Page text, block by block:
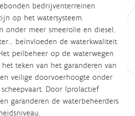
bedrijventerreinen
op het watersysteem.
onder meer smeerolie en diesel,
beïnvloeden de waterkwaliteit
peilbeheer op de waterwegen
teken van het garanderen van
veilige doorvoerhoogte onder
Door (pro)actief
garanderen de waterbeheerders